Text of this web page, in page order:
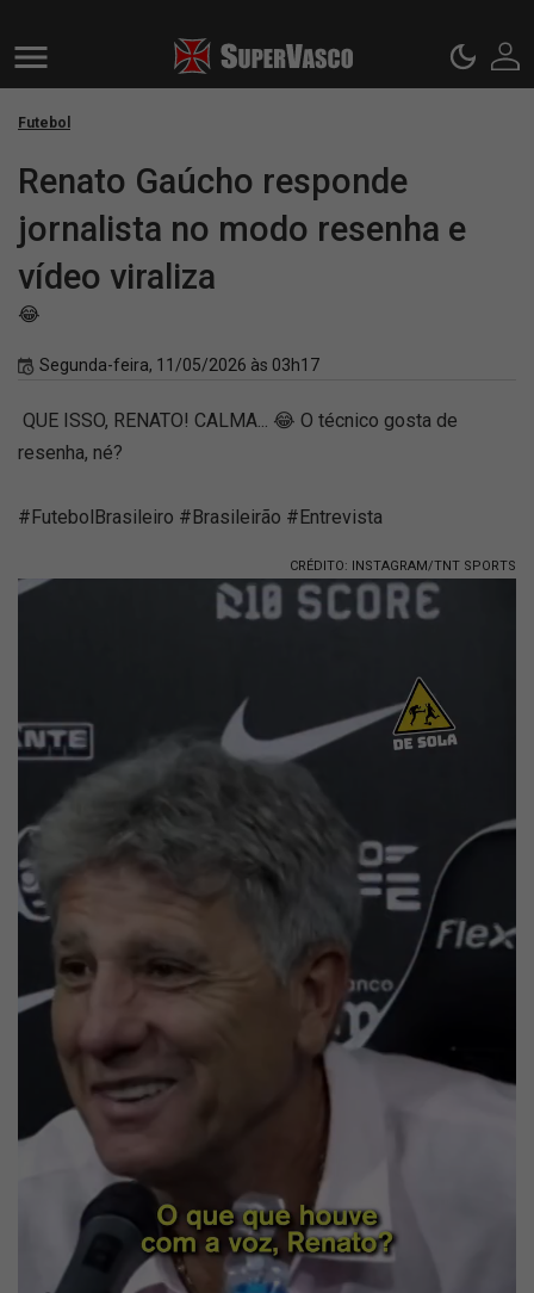
Futebol
Renato Gaúcho responde
jornalista no modo resenha e
vídeo viraliza
😂
Segunda-feira, 11/05/2026 às 03h17
QUE ISSO, RENATO! CALMA... 😂 O técnico gosta de
resenha, né?
#FutebolBrasileiro #Brasileirão #Entrevista
CRÉDITO: INSTAGRAM/TNT SPORTS